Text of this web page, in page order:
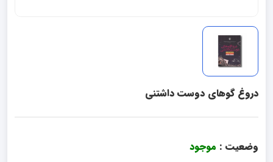
دروغ گوهای دوست داشتنی
وضعیت : موجود